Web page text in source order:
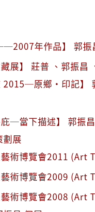
年作品】 郭振
展】 莊普 、郭振昌
2015─原鄉·印記】
─當下描述】 郭振
劃展
術博覽會2011 (Art
術博覽會2009 (Art
術博覽會2008 (Art